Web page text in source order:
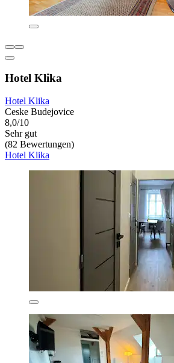
Hotel Klika
Hotel Klika
Ceske Budejovice
8,0/10
Sehr gut
(82 Bewertungen)
Hotel Klika